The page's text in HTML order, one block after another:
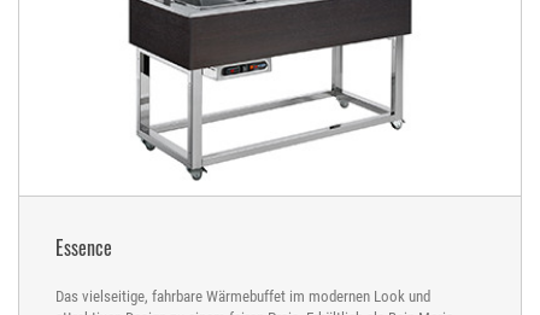
Essence
Das vielseitige, fahrbare Wärmebuffet im modernen Look und